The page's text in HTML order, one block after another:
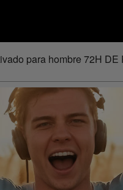
para hombre 72H DE